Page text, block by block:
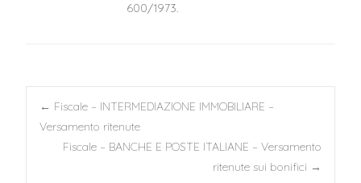
600/1973.
Post
navigation
← Fiscale – INTERMEDIAZIONE IMMOBILIARE –
Versamento ritenute
Fiscale – BANCHE E POSTE ITALIANE – Versamento
ritenute sui bonifici →